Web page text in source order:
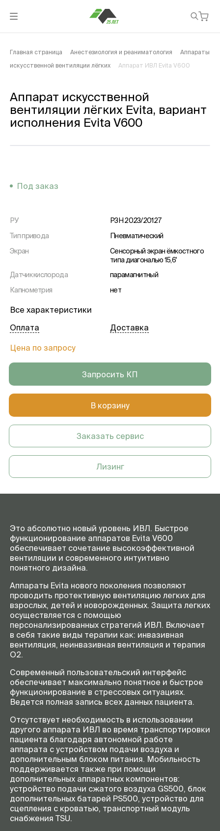
Главная страница Анестезиология и реаниматология Аппараты
искусственной вентиляции лёгких Аппарат ИВЛ Evita V600
Аппарат искусственной
вентиляции лёгких Evita, вариант
исполнения Evita V600
Под заказ
РУ
РЗН 2023/20127
Тип привода
Пневматический
Экран
Сенсорный экран ёмкостного
типа диагональю 15,6'
Датчик кислорода
парамагнитный
Капнометрия
нет
Высокопоточная вентиляция
Возрастная группа
Для взрослых, детей и
сенсорный дисплей
Тип вентиляции
Инвазивный, неинвазивный, О2
Режим вентиляции
Вентиляция с контролем
объема (VC-SIMV, VC-AC, VC-
CMV, VC-MMV), Режим
PSV), Поддержка спонтанного
дыхания (SPN-CPAP/PS, SPN-
Все характеристики
Цена по запросу
Оплата Доставка
Запросить КП
В корзину
Заказать сервис
Лизинг
Это абсолютно новый уровень ИВЛ. Быстрое
функционирование аппаратов Evita V600
обеспечивает сочетание высокоэффективной
вентиляции и современного интуитивно
понятного дизайна.
Аппараты Evita нового поколения позволяют
проводить протективную вентиляцию легких для
взрослых, детей и новорожденных. Защита легких
осуществляется с помощью
персонализированных стратегий ИВЛ. Включает
в себя такие виды терапии как: инвазивная
вентиляция, неинвазивная вентиляция и терапия
O2.
Современный пользовательский интерфейс
обеспечивает максимально понятное и быстрое
функционирование в стрессовых ситуациях.
Ведется полная запись всех данных пациента.
Отсутствует необходимость в использовании
другого аппарата ИВЛ во время транспортировки
пациента благодаря автономной работе
аппарата с устройством подачи воздуха и
дополнительным блоком питания. Мобильность
поддерживается также при помощи
дополнительных аппаратных компонентов:
устройство подачи сжатого воздуха GS500, блок
дополнительных батарей PS500, устройство для
сцепления с кроватью, транспортный модуль
снабжения TSU.